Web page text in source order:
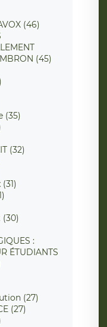
(46)
(45)
(35)
(32)
:
ÉTUDIANTS
(27)
(27)